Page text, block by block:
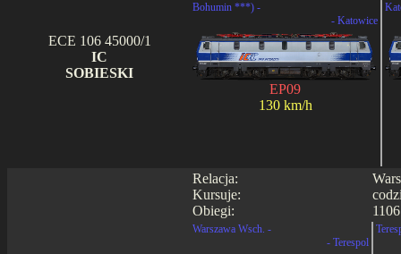
ECE 106 45000/1
IC
SOBIESKI
Bohumin ***) -
- Katowice
EP09
130 km/h
Relacja:
Kursuje:
Obiegi:
Warszawa Wsch. -
- Terespol